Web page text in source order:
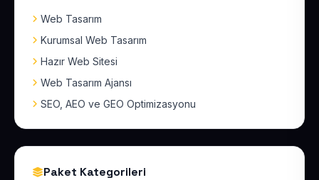
Web Tasarım
Kurumsal Web Tasarım
Hazır Web Sitesi
Web Tasarım Ajansı
SEO, AEO ve GEO Optimizasyonu
Paket Kategorileri